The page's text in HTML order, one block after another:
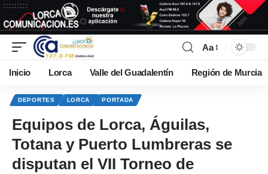
Aa
Inicio Lorca Valle del Guadalentín Región de Murcia
DEPORTES LORCA PORTADA
Equipos de Lorca, Águilas,
Totana y Puerto Lumbreras se
disputan el VII Torneo de